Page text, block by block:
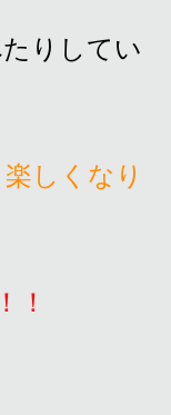
りしてい
楽しくなり
！